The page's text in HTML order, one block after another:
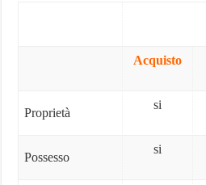
Acquisto
Proprietà
si
Possesso
si